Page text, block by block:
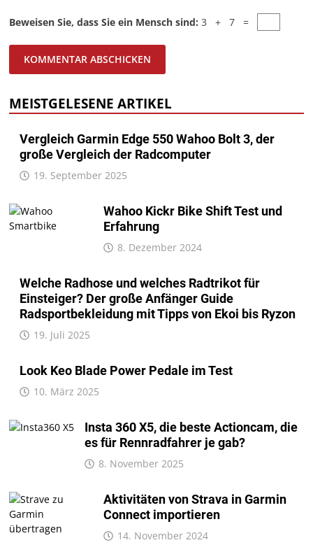
Beweisen Sie, dass Sie ein Mensch sind:3 + 7 =
MEISTGELESENE ARTIKEL
Vergleich Garmin Edge 550 Wahoo Bolt 3, der
große Vergleich der Radcomputer
19. September 2025
Wahoo Kickr Bike Shift Test und
Erfahrung
8. Dezember 2024
Welche Radhose und welches Radtrikot für
Einsteiger? Der große Anfänger Guide
Radsportbekleidung mit Tipps von Ekoi bis Ryzon
19. Juli 2025
Look Keo Blade Power Pedale im Test
10. März 2025
Insta 360 X5, die beste Actioncam, die
es für Rennradfahrer je gab?
8. November 2025
Aktivitäten von Strava in Garmin
Connect importieren
14. November 2024